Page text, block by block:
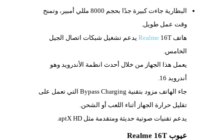
البطارية جاءت كبيرة جدًا بحجم
8000 مللي أمبير، وتمنح
وقت عمل طويل.
هاتف
Realme16T يدعم تشغيل شبكات اتصال الجيل
الخامس.
يعمل هذا الجهاز من خلال أحدث انظمة الأندرويد وهو
أندرويد 16.
جاء الهاتف مزود بتقنية
Bypass Charging التي تعمل على
تقليل حرارة الجهاز أثناء اللعب أو الشحن.
يدعم تقنيات صوتية حديثة ومتقدمة مثل aptX HD.
عيوب Realme 16T